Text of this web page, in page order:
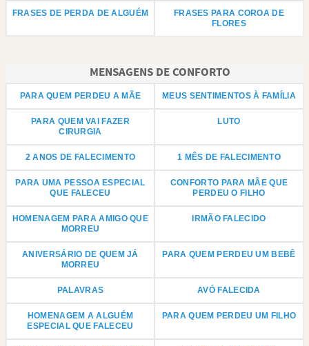
FRASES DE PERDA DE ALGUÉM
FRASES PARA COROA DE
FLORES
MENSAGENS DE CONFORTO
PARA QUEM PERDEU A MÃE MEUS SENTIMENTOS À FAMÍLIA
PARA QUEM VAI FAZER
CIRURGIA
LUTO
2 ANOS DE FALECIMENTO 1 MÊS DE FALECIMENTO
PARA UMA PESSOA ESPECIAL
QUE FALECEU
CONFORTO PARA MÃE QUE
PERDEU O FILHO
HOMENAGEM PARA AMIGO QUE
MORREU
IRMÃO FALECIDO
ANIVERSÁRIO DE QUEM JÁ
MORREU
PARA QUEM PERDEU UM BEBÊ
PALAVRAS AVÓ FALECIDA
HOMENAGEM A ALGUÉM
ESPECIAL QUE FALECEU
PARA QUEM PERDEU UM FILHO